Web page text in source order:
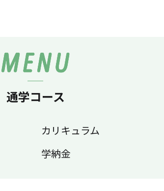
通学コース
カリキュラム
学納金